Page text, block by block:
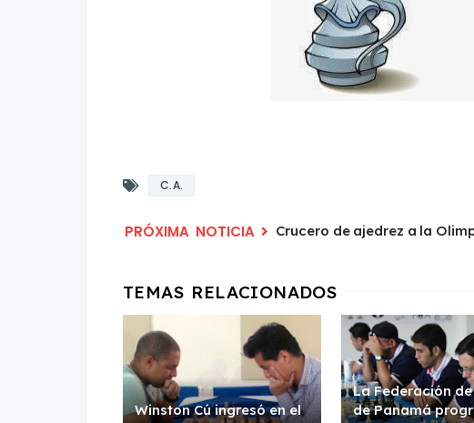
C.A.
Crucero de ajedrez a la
Winston Cú ingresó en el
La Federación
de Panamá